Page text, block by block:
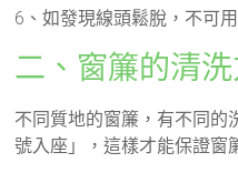
6、如發現線頭鬆脫，不可
二、窗簾的清
不同質地的窗簾，有不同的
號入座」，這樣才能保證窗